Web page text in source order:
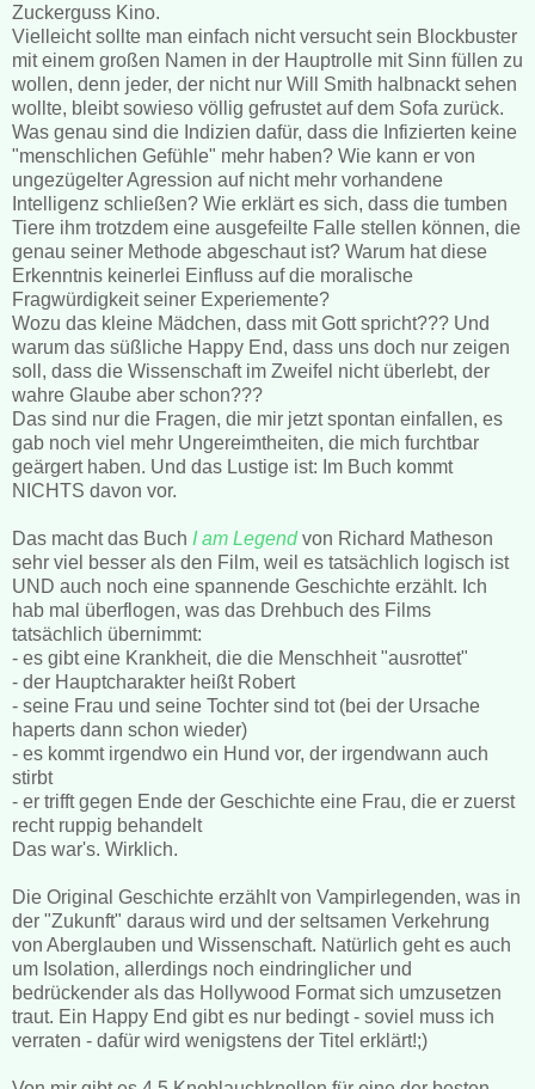
Zuckerguss Kino.
Vielleicht sollte man einfach nicht versucht sein Blockbuster
mit einem großen Namen in der Hauptrolle mit Sinn füllen zu
wollen, denn jeder, der nicht nur Will Smith halbnackt sehen
wollte, bleibt sowieso völlig gefrustet auf dem Sofa zurück.
Was genau sind die Indizien dafür, dass die Infizierten keine
"menschlichen Gefühle" mehr haben? Wie kann er von
ungezügelter Agression auf nicht mehr vorhandene
Intelligenz schließen? Wie erklärt es sich, dass die tumben
Tiere ihm trotzdem eine ausgefeilte Falle stellen können, die
genau seiner Methode abgeschaut ist? Warum hat diese
Erkenntnis keinerlei Einfluss auf die moralische
Fragwürdigkeit seiner Experiemente?
Wozu das kleine Mädchen, dass mit Gott spricht??? Und
warum das süßliche Happy End, dass uns doch nur zeigen
soll, dass die Wissenschaft im Zweifel nicht überlebt, der
wahre Glaube aber schon???
Das sind nur die Fragen, die mir jetzt spontan einfallen, es
gab noch viel mehr Ungereimtheiten, die mich furchtbar
geärgert haben. Und das Lustige ist: Im Buch kommt
NICHTS davon vor.
Das macht das Buch I am Legendvon Richard Matheson
sehr viel besser als den Film, weil es tatsächlich logisch ist
UND auch noch eine spannende Geschichte erzählt. Ich
hab mal überflogen, was das Drehbuch des Films
tatsächlich übernimmt:
- es gibt eine Krankheit, die die Menschheit "ausrottet"
- der Hauptcharakter heißt Robert
- seine Frau und seine Tochter sind tot (bei der Ursache
haperts dann schon wieder)
- es kommt irgendwo ein Hund vor, der irgendwann auch
stirbt
- er trifft gegen Ende der Geschichte eine Frau, die er zuerst
recht ruppig behandelt
Das war's. Wirklich.
Die Original Geschichte erzählt von Vampirlegenden, was in
der "Zukunft" daraus wird und der seltsamen Verkehrung
von Aberglauben und Wissenschaft. Natürlich geht es auch
um Isolation, allerdings noch eindringlicher und
bedrückender als das Hollywood Format sich umzusetzen
traut. Ein Happy End gibt es nur bedingt - soviel muss ich
verraten - dafür wird wenigstens der Titel erklärt!;)